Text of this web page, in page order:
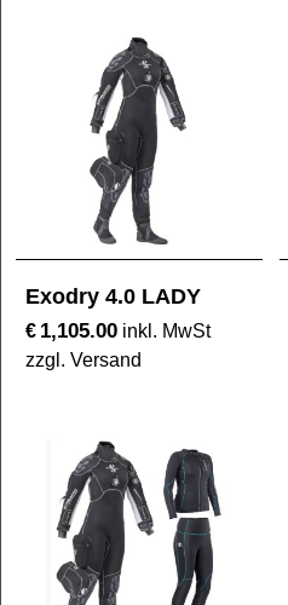
Exodry 4.0 LADY
€ 1,105.00 inkl. MwSt
zzgl. Versand